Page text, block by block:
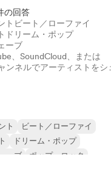
の回答
ト ビート／ローファイ
ドリーム・ポップ
ーブ
、SoundCloud、または
ンネルでアーティストをシ
ト
ビート／ローファイ
ドリーム・ポップ
ーブ
ポップ・ロック